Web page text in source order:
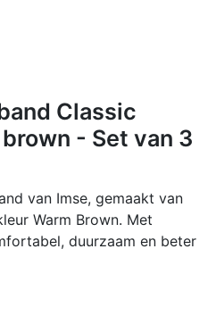
Classic
- Set van 3
van Imse, gemaakt van
Warm Brown. Met
duurzaam en beter